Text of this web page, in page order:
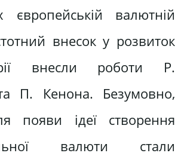
європейській валютній
внесок у розвиток
внесли роботи Р.
П. Кенона. Безумовно,
появи ідеї створення
валюти стали